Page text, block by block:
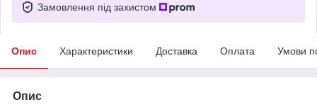
Замовлення під захистом
Опис Характеристики Доставка Оплата Умови
Опис